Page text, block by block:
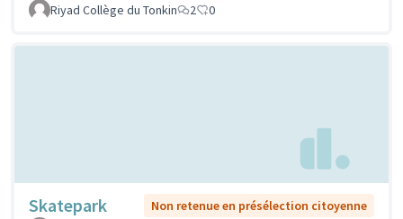
Riyad Collège du Tonkin
2 0
Skatepark
Non retenue en présélection citoyenne